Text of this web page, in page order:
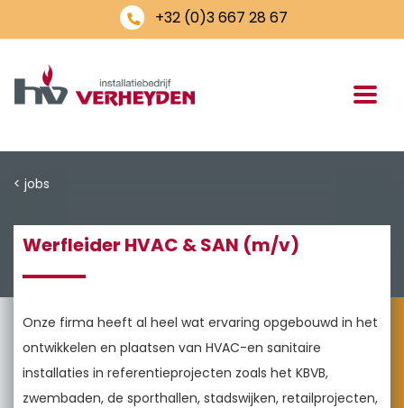
+32 (0)3 667 28 67
< jobs
Werfleider HVAC & SAN (m/v)
Onze firma heeft al heel wat ervaring opgebouwd in het
ontwikkelen en plaatsen van HVAC-en sanitaire
installaties in referentieprojecten zoals het KBVB,
zwembaden, de sporthallen, stadswijken, retailprojecten,